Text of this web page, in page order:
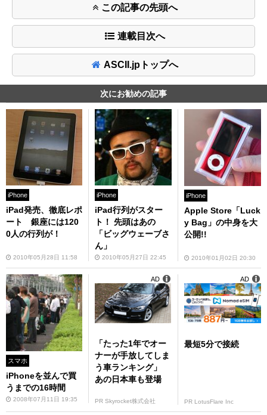
この記事の先頭へ
連載目次へ
ASCII.jpトップへ
次にお勧めの記事
iPhone
iPad発売、徹底レポ
ート 銀座には120
0人の行列が！
2010年05月28日 11:58
iPhone
iPad行列がスター
ト！ 先頭はあの
「ビッグウェーブさ
ん」
2010年05月27日 22:45
iPhone
Apple Store「Luck
y Bag」の中身を大
公開!!
2010年01月02日 20:30
スマホ
iPhoneを並んで買
うまでの16時間
2008年07月11日 19:35
「たった1年でオー
ナーが手放してしま
う車ランキング」
あの日本車も登場
PR Skyrocket株式会社
AD
最短5分で接続
PR LotusFlare Inc
AD